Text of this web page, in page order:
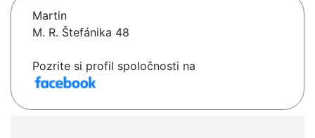
Martin
M. R. Štefánika 48
Pozrite si profil spoločnosti na